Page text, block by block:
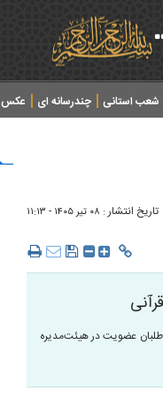
شعب استانی چندرسانه ای عکس
تاریخ انتشار : ۰۸ تير ۱۴۰۵ - ۱۱:۱۳
عضویت در هیئت‌مدیره